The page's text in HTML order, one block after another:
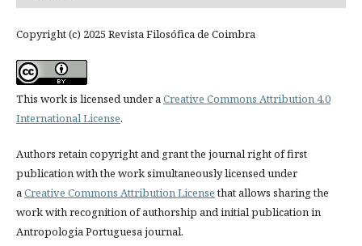
Copyright (c) 2025 Revista Filosófica de Coimbra
This work is licensed under aCreative Commons Attribution 4.0
International License.
Authors retain copyright and grant the journal right of first
publication with the work simultaneously licensed under
aCreative Commons Attribution Licensethat allows sharing the
work with recognition of authorship and initial publication in
Antropologia Portuguesa journal.